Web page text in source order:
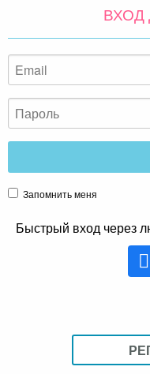
ВХОД
Запомнить меня
Быстрый вход через